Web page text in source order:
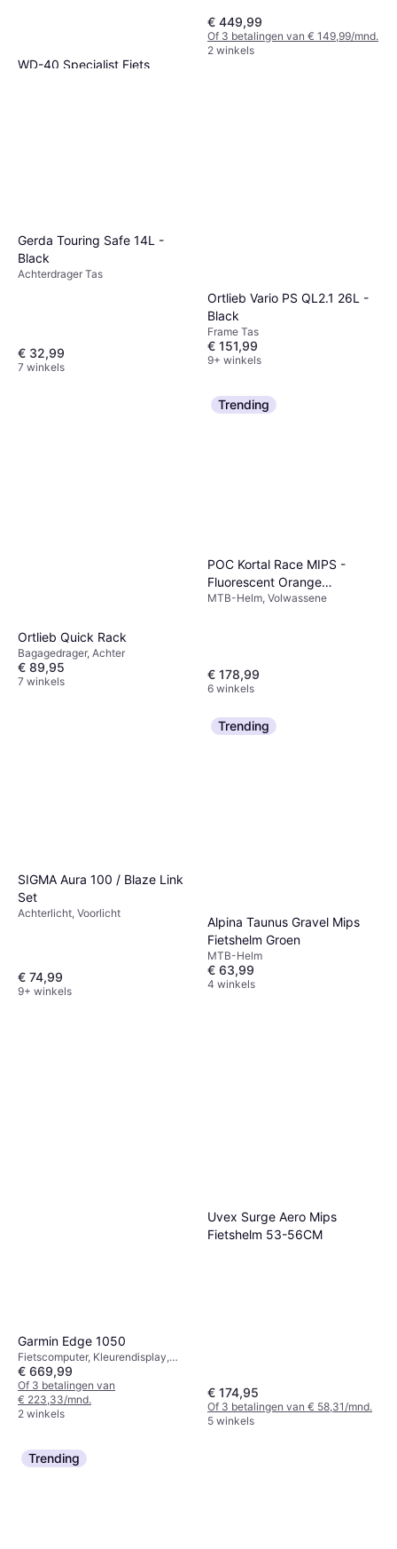
WD-40 Specialist Fiets
€ 449,99
Of 3 betalingen van € 149,99/mnd.
2 winkels
Gerda Touring Safe 14L -
Black
Achterdrager Tas
€ 32,99
7 winkels
Ortlieb Vario PS QL2.1 26L -
Black
Frame Tas
€ 151,99
9+ winkels
Ortlieb Quick Rack
Bagagedrager, Achter
€ 89,95
7 winkels
Trending
POC Kortal Race MIPS -
Fluorescent Orange
AVIP/Uranium Black Matt
MTB-Helm, Volwassene
€ 178,99
6 winkels
SIGMA Aura 100 / Blaze Link
Set
Achterlicht, Voorlicht
€ 74,99
9+ winkels
Trending
Alpina Taunus Gravel Mips
Fietshelm Groen
MTB-Helm
€ 63,99
4 winkels
Garmin Edge 1050
Fietscomputer, Kleurendisplay,
Touchscreen
€ 669,99
Of 3 betalingen van
€ 223,33/mnd.
2 winkels
Uvex Surge Aero Mips
Fietshelm 53-56CM
€ 174,95
Of 3 betalingen van € 58,31/mnd.
5 winkels
Trending